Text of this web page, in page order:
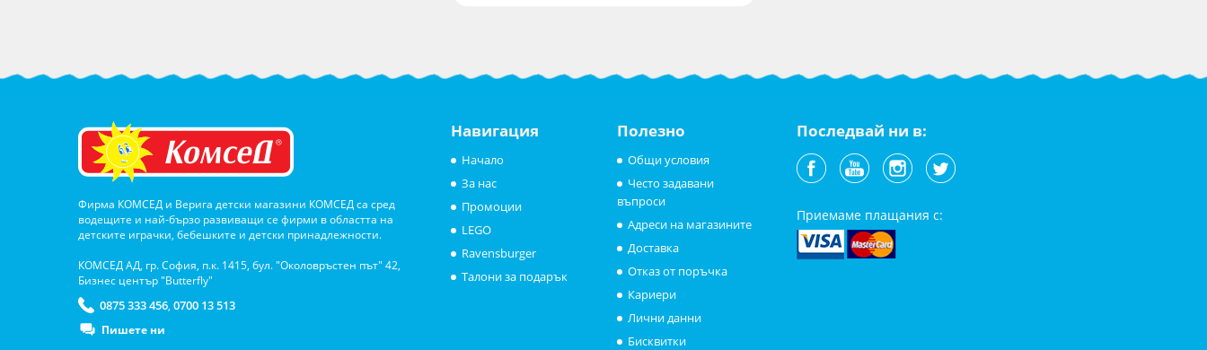
Фирма КОМСЕД и Верига детски магазини КОМСЕД са сред
водещите и най-бързо развиващи се фирми в областта на
детските играчки, бебешките и детски принадлежности.
КОМСЕД АД, гр. София, п.к. 1415, бул. "Околовръстен път" 42,
Бизнес център "Butterfly"
0875 333 456, 0700 13 513
Пишете ни
Навигация
Начало
За нас
Промоции
LEGO
Ravensburger
Талони за подарък
Полезно
Общи условия
Често задавани
въпроси
Адреси на магазините
Доставка
Отказ от поръчка
Кариери
Лични данни
Бисквитки
Последвай ни в:
Приемаме плащания с: